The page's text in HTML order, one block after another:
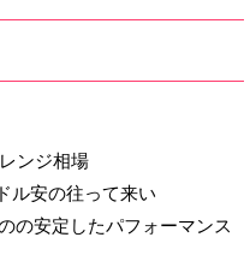
ンジ相場
ル安の往って来い
の安定したパフォーマンス